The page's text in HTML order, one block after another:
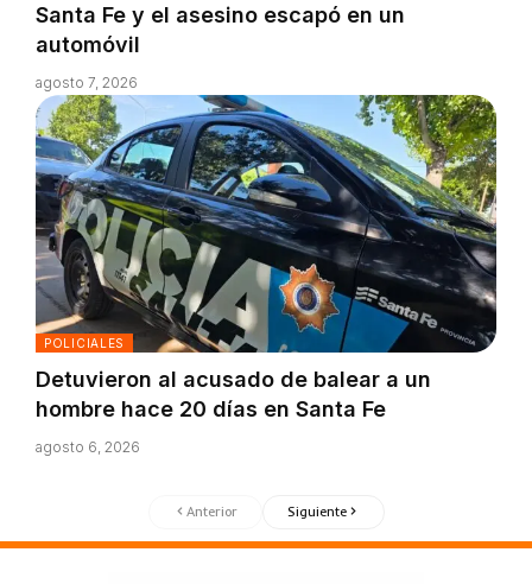
Santa Fe y el asesino escapó en un
automóvil
agosto 7, 2026
POLICIALES
Detuvieron al acusado de balear a un
hombre hace 20 días en Santa Fe
agosto 6, 2026
Anterior Siguiente